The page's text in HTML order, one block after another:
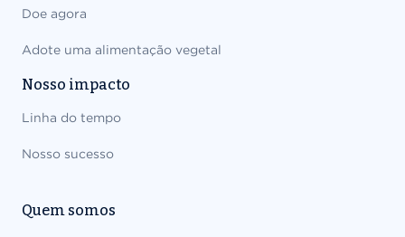
Doe agora
Adote uma alimentação vegetal
Nosso impacto
Linha do tempo
Nosso sucesso
Quem somos